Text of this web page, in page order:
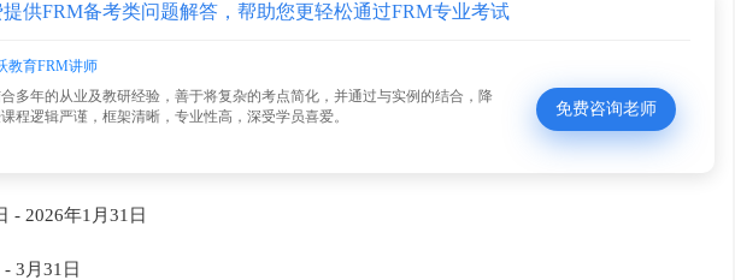
提供FRM备考类问题解答，帮助您更轻松通过FRM专业考试
教育FRM讲师
多年的从业及教研经验，善于将复杂的考点简化，并通过与实例的结合，降
程逻辑严谨，框架清晰，专业性高，深受学员喜爱。
免费咨询老师
- 2026年1月31日
- 3月31日